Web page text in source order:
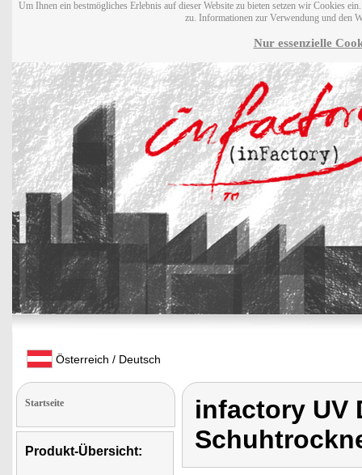
Um Ihnen ein bestmögliches Erlebnis auf dieser Website zu bieten setzen wir Cookies
zu. Informationen zur Verwendung und den
Nur essenzielle
Österreich / Deutsch
Startseite
Produkt-Übersicht:
infactory UV